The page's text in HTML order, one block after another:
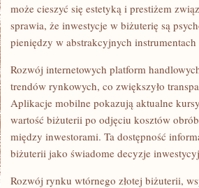
może cieszyć się estetyką i prestiżem
sprawia, że inwestycje w biżuterię są
pieniędzy w abstrakcyjnych instrumentach
Rozwój internetowych platform
trendów rynkowych, co zwiększyło
Aplikacje mobilne pokazują aktualne
wartość biżuterii po odjęciu kosztów
między inwestorami. Ta dostępność
biżuterii jako świadome decyzje
Rozwój rynku wtórnego złotej biżuterii,